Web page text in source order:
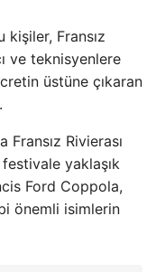
kişiler, Fransız
ve teknisyenlere
üstüne çıkaran
Fransız Rivierası
yaklaşık
Ford Coppola,
önemli isimlerin